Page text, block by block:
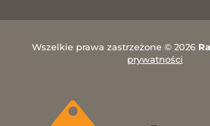
Wszelkie prawa zastrzeżone © 2026
prywatności